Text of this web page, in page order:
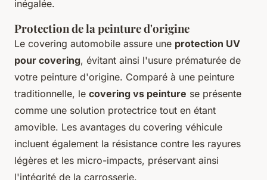
inégalée.
Protection de la peinture d'origine
Le covering automobile assure une protection UV
pour covering, évitant ainsi l'usure prématurée de
votre peinture d'origine. Comparé à une peinture
traditionnelle, le covering vs peinture se présente
comme une solution protectrice tout en étant
amovible. Les avantages du covering véhicule
incluent également la résistance contre les rayures
légères et les micro-impacts, préservant ainsi
l'intégrité de la carrosserie.